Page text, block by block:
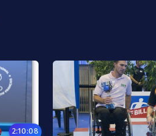
2:10:08